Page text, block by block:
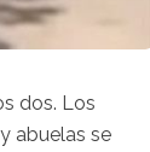
dos. Los
abuelas se